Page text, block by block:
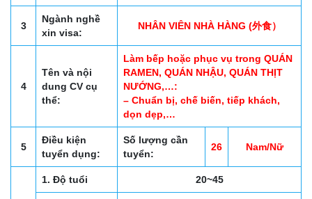
3
Ngành nghề
xin visa:
NHÂN VIÊN NHÀ HÀNG (外食）
4
Tên và nội
dung CV cụ
thể:
Làm bếp hoặc phục vụ trong QUÁN
RAMEN, QUÁN NHẬU, QUÁN THỊT
NƯỚNG,…:
– Chuẩn bị, chế biến, tiếp khách,
dọn dẹp,…
5
Điều kiện
tuyển dụng:
Số lượng cần
tuyển:
26 Nam/Nữ
1. Độ tuổi 20~45